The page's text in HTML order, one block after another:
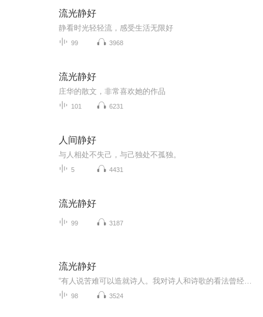
流光静好
静看时光轻轻流，感受生活无限好
99 3968
流光静好
庄华的散文，非常喜欢她的作品
101 6231
人间静好
与人相处不失己，与己独处不孤独。
5 4431
流光静好
99 3187
流光静好
98 3524